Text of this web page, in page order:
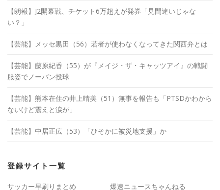
【朗報】J2開幕戦、チケット6万超えが発券「見間違いじゃな
い？」
【芸能】メッセ黒田（56）若者が使わなくなってきた関西弁とは
【芸能】藤原紀香（55）が『メイジ・ザ・キャッツアイ』の戦闘
服姿でノーバン投球
【芸能】熊本在住の井上晴美（51）無事を報告も「PTSDかわから
ないけど震えと涙が」
【芸能】中居正広（53）「ひそかに被災地支援」か
登録サイト一覧
サッカー早刷りまとめ 爆速ニュースちゃんねる